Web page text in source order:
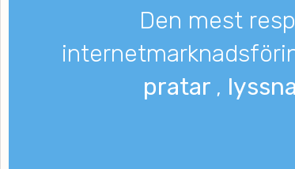
Den mest
pratar ,